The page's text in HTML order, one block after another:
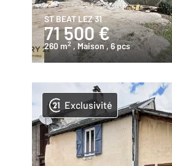
ST BEAT LEZ 31
71 500 €
260 m2 , Maison, 6 pcs
Exclusivité